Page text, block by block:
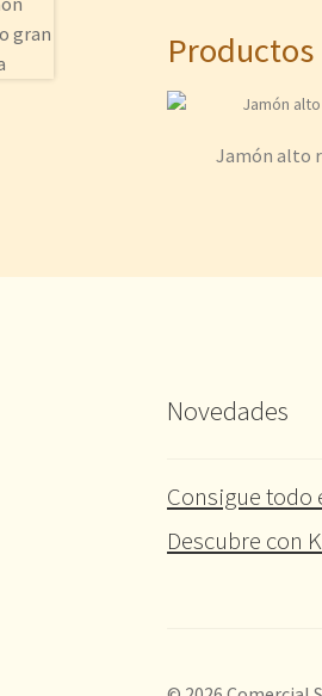
Jamón alto
Novedades
Consigue todo
Descubre con